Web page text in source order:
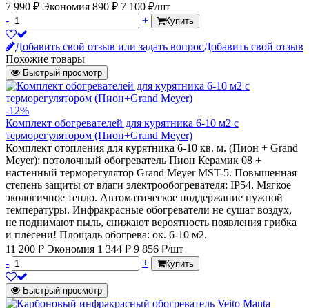
7 990 ₽ Экономия 890 ₽ 7 100 ₽/шт
-
+ Купить
Добавить свой отзыв или задать вопросДобавить свой отзыв
Похожие товары
Быстрый просмотр
-12%
Комплект обогревателей для курятника 6-10 м2 с
терморегулятором (Пион+Grand Meyer)
Комплект отопления для курятника 6-10 кв. м. (Пион + Grand
Meyer): потолочный обогреватель Пион Керамик 08 +
настенный терморегулятор Grand Meyer MST-5. Повышенная
степень защиты от влаги электрообогревателя: IP54. Мягкое
экологичное тепло. Автоматическое поддержание нужной
температуры. Инфракрасные обогреватели не сушат воздух,
не поднимают пыль, снижают вероятность появления грибка
и плесени! Площадь обогрева: ок. 6-10 м2.
11 200 ₽ Экономия 1 344 ₽ 9 856 ₽/шт
-
+ Купить
Быстрый просмотр